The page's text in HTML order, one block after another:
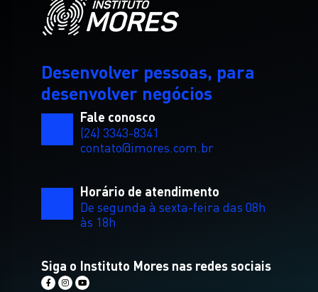
Desenvolver pessoas, para
desenvolver negócios
Fale conosco
(24) 3343-8341
contato@imores.com.br
Horário de atendimento
De segunda à sexta-feira das 08h
às 18h
Siga o Instituto Mores nas redes sociais